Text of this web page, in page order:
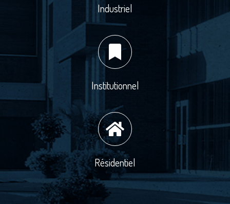
Industriel
Institutionnel
Résidentiel